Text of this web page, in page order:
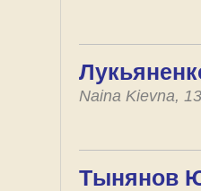
Naina Kievna,
Тынянов